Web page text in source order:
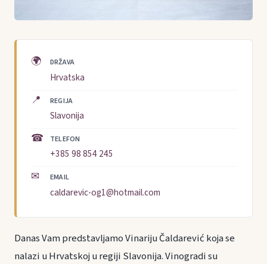
🌍 DRŽAVA
Hrvatska
📍 REGIJA
Slavonija
☎ TELEFON
+385 98 854 245
✉ EMAIL
caldarevic-og1@hotmail.com
Danas Vam predstavljamo Vinariju Čaldarević koja se
nalazi u Hrvatskoj u regiji Slavonija. Vinogradi su